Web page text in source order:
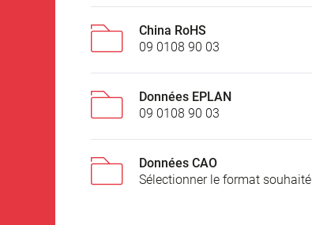
China RoHS
09 0108 90 03
Données EPLAN
09 0108 90 03
Données CAO
Sélectionner le format souhaité